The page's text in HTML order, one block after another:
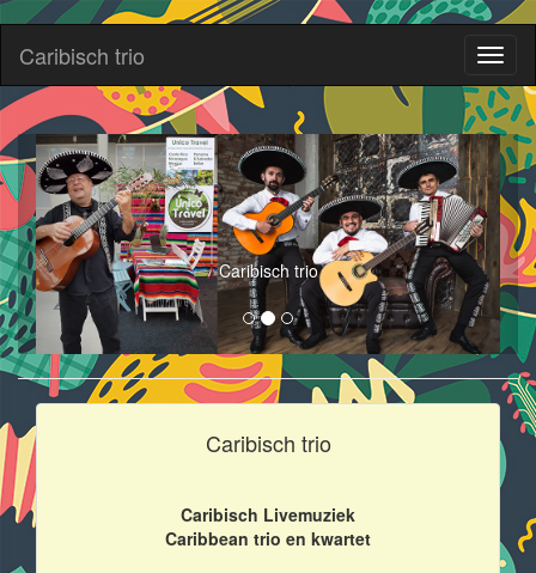
Caribisch trio
Caribisch trio
Caribisch trio
Caribisch Livemuziek
Caribbean trio en kwartet